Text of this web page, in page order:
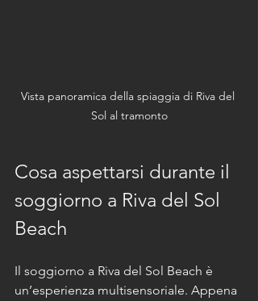
Vista panoramica della spiaggia di Riva del
Sol al tramonto
Cosa aspettarsi durante il
soggiorno a Riva del Sol
Beach
Il soggiorno a Riva del Sol Beach è
un’esperienza multisensoriale. Appena